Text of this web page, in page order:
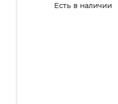
Есть в наличии